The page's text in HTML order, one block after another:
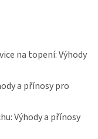
na topení: Výhody
a přínosy pro
Výhody a přínosy